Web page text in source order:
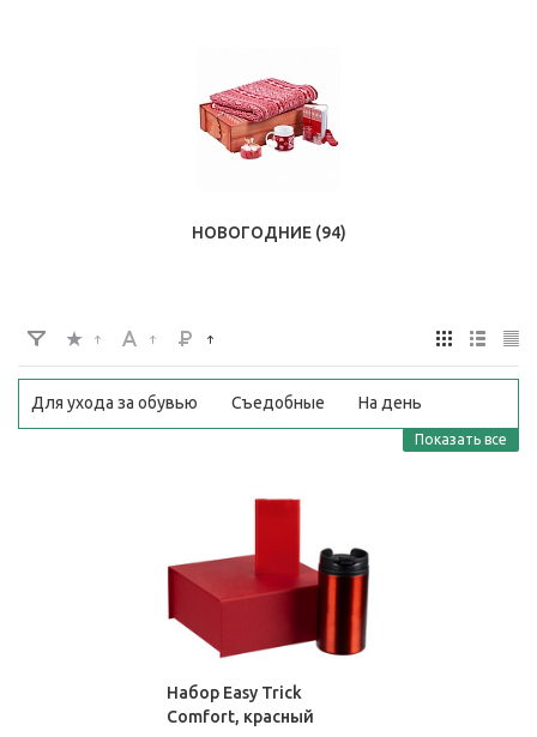
НОВОГОДНИЕ (94)
Для ухода за обувью Съедобные
На день
Недорого
В корзине
Показать все
Набор Easy Trick
Comfort, красный